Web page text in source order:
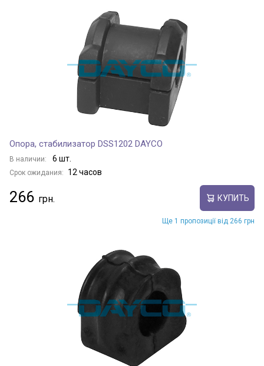
Опора, стабилизатор DSS1202 DAYCO
В наличии: 6 шт.
Срок ожидания: 12 часов
266 КУПИТЬ
Ще 1 пропозиції від 266 грн